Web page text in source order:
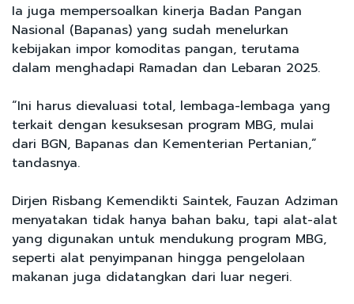
Ia juga mempersoalkan kinerja Badan Pangan
Nasional (Bapanas) yang sudah menelurkan
kebijakan impor komoditas pangan, terutama
dalam menghadapi Ramadan dan Lebaran 2025.
“Ini harus dievaluasi total, lembaga-lembaga yang
terkait dengan kesuksesan program MBG, mulai
dari BGN, Bapanas dan Kementerian Pertanian,”
tandasnya.
Dirjen Risbang Kemendikti Saintek, Fauzan Adziman
menyatakan tidak hanya bahan baku, tapi alat-alat
yang digunakan untuk mendukung program MBG,
seperti alat penyimpanan hingga pengelolaan
makanan juga didatangkan dari luar negeri.